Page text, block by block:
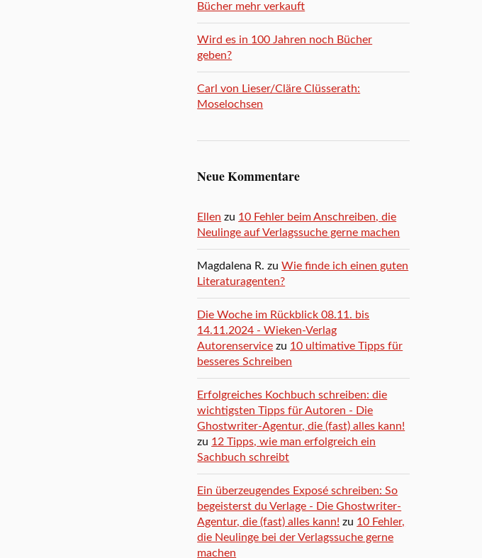
Bücher mehr verkauft
Wird es in 100 Jahren noch Bücher
geben?
Carl von Lieser/Cläre Clüsserath:
Moselochsen
Neue Kommentare
Ellen zu 10 Fehler beim Anschreiben, die
Neulinge auf Verlagssuche gerne machen
Magdalena R. zuWie finde ich einen guten
Literaturagenten?
Die Woche im Rückblick 08.11. bis
14.11.2024 - Wieken-Verlag
Autorenservice zu 10 ultimative Tipps für
besseres Schreiben
Erfolgreiches Kochbuch schreiben: die
wichtigsten Tipps für Autoren - Die
Ghostwriter-Agentur, die (fast) alles kann!
zu 12 Tipps, wie man erfolgreich ein
Sachbuch schreibt
Ein überzeugendes Exposé schreiben: So
begeisterst du Verlage - Die Ghostwriter-
Agentur, die (fast) alles kann! zu 10 Fehler,
die Neulinge bei der Verlagssuche gerne
machen